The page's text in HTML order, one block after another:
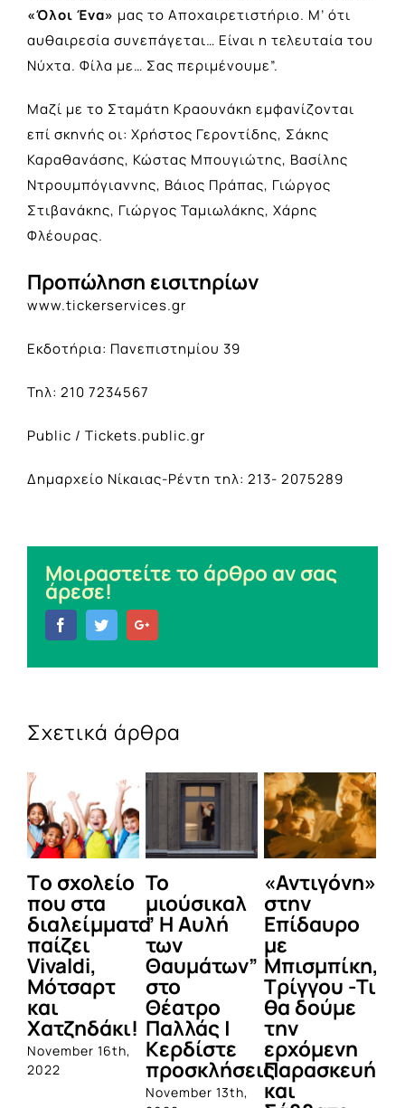
«Όλοι Ένα» μας το Αποχαιρετιστήριο. Μ’ ότι
αυθαιρεσία συνεπάγεται… Είναι η τελευταία του
Νύχτα. Φίλα με… Σας περιμένουμε”.
Μαζί με το Σταμάτη Κραουνάκη εμφανίζονται
επί σκηνής οι: Χρήστος Γεροντίδης, Σάκης
Καραθανάσης, Κώστας Μπουγιώτης, Βασίλης
Ντρουμπόγιαννης, Βάιος Πράπας, Γιώργος
Στιβανάκης, Γιώργος Ταμιωλάκης, Χάρης
Φλέουρας.
Προπώληση εισιτηρίων
www.tickerservices.gr
Eκδοτήρια: Πανεπιστημίου 39
Τηλ: 210 7234567
Public / Tickets.public.gr
Δημαρχείο Νίκαιας-Ρέντη τηλ: 213- 2075289
Μοιραστείτε το άρθρο αν σας
άρεσε!
FacebookTwitter
Σχετικά άρθρα
Tο σχολείο
που στα
διαλείμματα
παίζει
Vivaldi,
Μότσαρτ
και
Χατζηδάκι!
November 16th,
2022
Το
μιούσικαλ
” Η Αυλή
των
Θαυμάτων”
στο
Θέατρο
Παλλάς |
Κερδίστε
προσκλήσεις
November 13th,
«Αντιγόνη»
στην
Επίδαυρο
με
Μπισμπίκη,
Τρίγγου -Τι
θα δούμε
την
ερχόμενη
Παρασκευή
και